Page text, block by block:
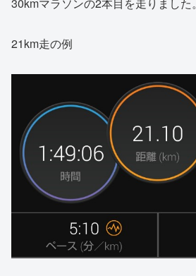
30kmマラソンの2本目を走りました。
21km走の例